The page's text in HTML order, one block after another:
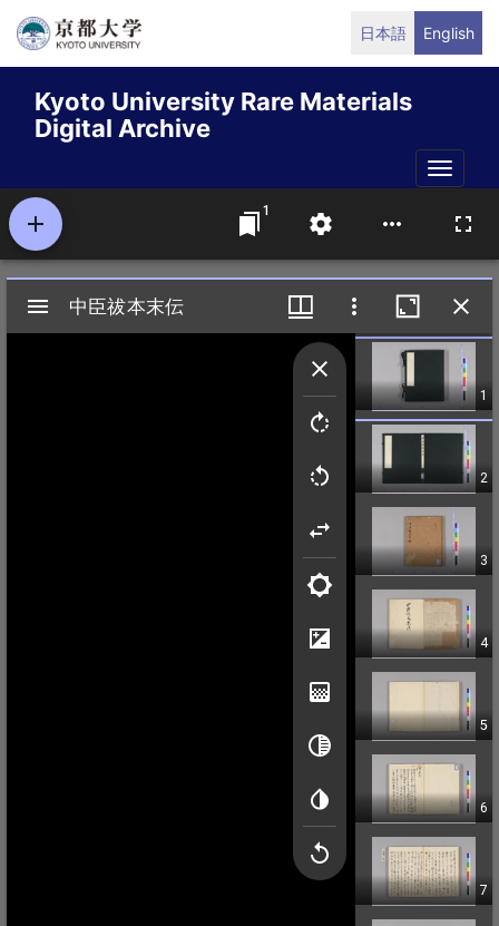
Skip
content
日本語 English
Kyoto University Rare Materials
Digital Archive
Toggle